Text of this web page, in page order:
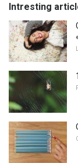
Intresting